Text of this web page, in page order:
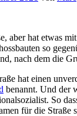
aber hat etwas
so
nach dem die
hat einen
benannt. Und der
So
für die Straße